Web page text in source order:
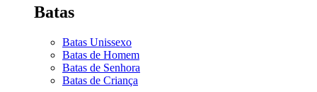
Batas
Batas Unissexo
Batas de Homem
Batas de Senhora
Batas de Criança